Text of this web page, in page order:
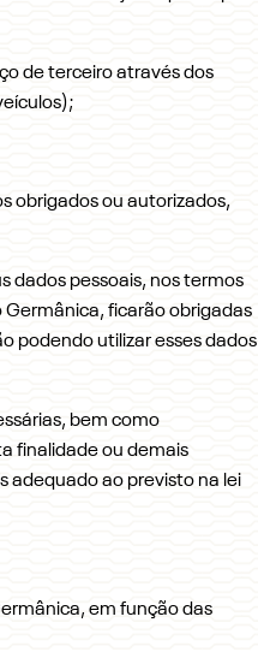
de terceiro através dos
obrigados ou autorizados,
dados pessoais, nos termos
Germânica, ficarão obrigadas
podendo utilizar esses dados
bem como
finalidade ou demais
adequado ao previsto na lei
em função das